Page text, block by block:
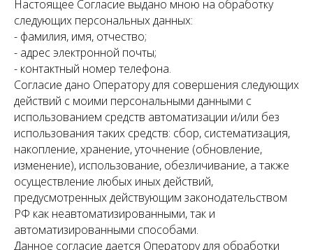
Настоящее Согласие выдано мною на обработку
следующих персональных данных:
- фамилия, имя, отчество;
- адрес электронной почты;
- контактный номер телефона.
Согласие дано Оператору для совершения следующих
действий с моими персональными данными с
использованием средств автоматизации и/или без
использования таких средств: сбор, систематизация,
накопление, хранение, уточнение (обновление,
изменение), использование, обезличивание, а также
осуществление любых иных действий,
предусмотренных действующим законодательством
РФ как неавтоматизированными, так и
автоматизированными способами.
Данное согласие дается Оператору для обработки